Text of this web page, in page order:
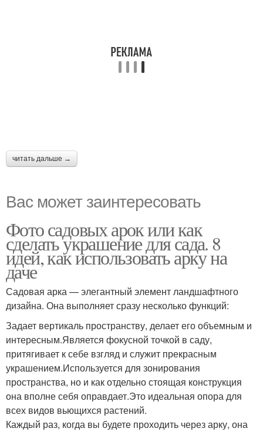
читать дальше →
Вас может заинтересовать
Фото садовых арок или как
сделать украшение для сада. 8
идей, как использовать арку на
даче
Садовая арка — элегантный элемент ландшафтного
дизайна. Она выполняет сразу несколько функций:
Задает вертикаль пространству, делает его объемным и
интересным.Является фокусной точкой в саду,
притягивает к себе взгляд и служит прекрасным
украшением.Используется для зонирования
пространства, но и как отдельно стоящая конструкция
она вполне себя оправдает.Это идеальная опора для
всех видов вьющихся растений.
Каждый раз, когда вы будете проходить через арку, она